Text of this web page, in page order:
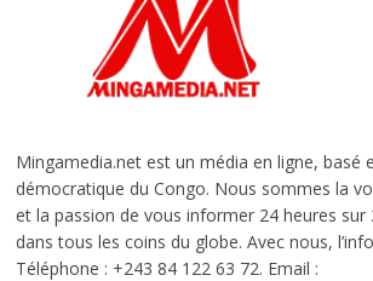
Mingamedia.net est un média en ligne, basé
démocratique du Congo. Nous sommes la
et la passion de vous informer 24 heures
dans tous les coins du globe. Avec nous,
Téléphone : +243 84 122 63 72. Email :